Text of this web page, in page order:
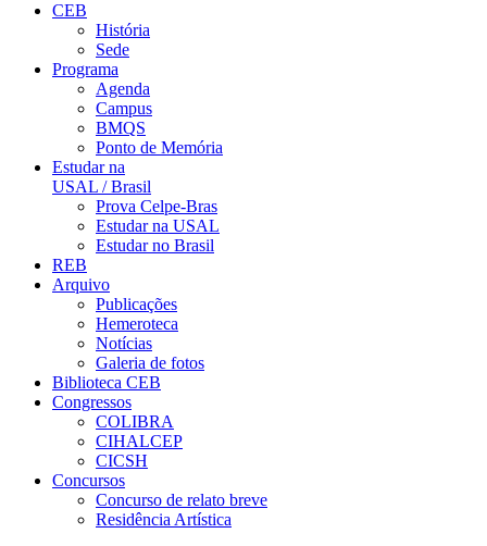
CEB
História
Sede
Programa
Agenda
Campus
BMQS
Ponto de Memória
Estudar na
USAL / Brasil
Prova Celpe-Bras
Estudar na USAL
Estudar no Brasil
REB
Arquivo
Publicações
Hemeroteca
Notícias
Galeria de fotos
Biblioteca CEB
Congressos
COLIBRA
CIHALCEP
CICSH
Concursos
Concurso de relato breve
Residência Artística